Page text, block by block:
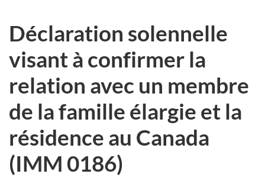
Déclaration solennelle
visant à confirmer la
relation avec un membre
de la famille élargie et la
résidence au Canada
(IMM 0186)